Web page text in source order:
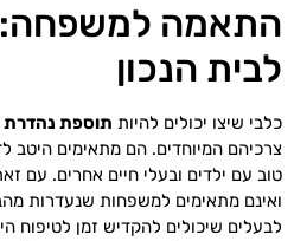
התאמה
לבית הנכון
כלבי שיצו יכולים להיות תוספת
צרכיהם המיוחדים. הם מתאימים היטב
טוב עם ילדים ובעלי חיים אחרים. עם
ואינם מתאימים למשפחות שנעדרות
לבעלים שיכולים להקדיש זמן לטיפוח